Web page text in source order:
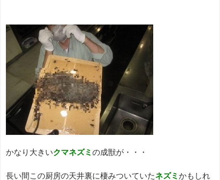
かなり大きいクマネズミの成獣が・・・
長い間この厨房の天井裏に棲みついていたネズミかもしれ